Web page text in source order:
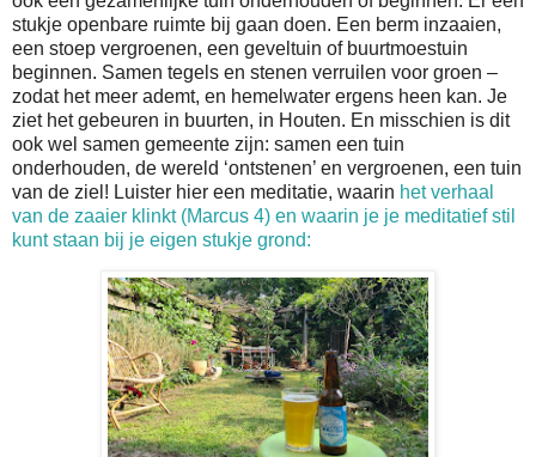
stukje openbare ruimte bij gaan doen. Een berm inzaaien,
een stoep vergroenen, een geveltuin of buurtmoestuin
beginnen. Samen tegels en stenen verruilen voor groen –
zodat het meer ademt, en hemelwater ergens heen kan. Je
ziet het gebeuren in buurten, in Houten. En misschien is dit
ook wel samen gemeente zijn: samen een tuin
onderhouden, de wereld ‘ontstenen’ en vergroenen, een tuin
van de ziel! Luister hier een meditatie, waarin het verhaal
van de zaaier klinkt (Marcus 4) en waarin je je meditatief stil
kunt staan bij je eigen stukje grond: